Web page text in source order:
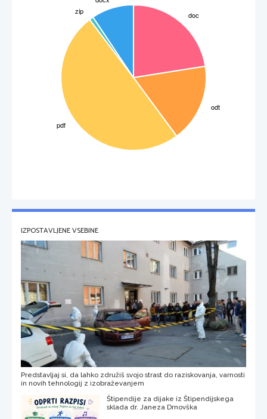
IZPOSTAVLJENE VSEBINE
Predstavljaj si, da lahko združiš svojo strast do raziskovanja, varnosti
in novih tehnologij z izobraževanjem
Štipendije za dijake iz Štipendijskega
sklada dr. Janeza Drnovška